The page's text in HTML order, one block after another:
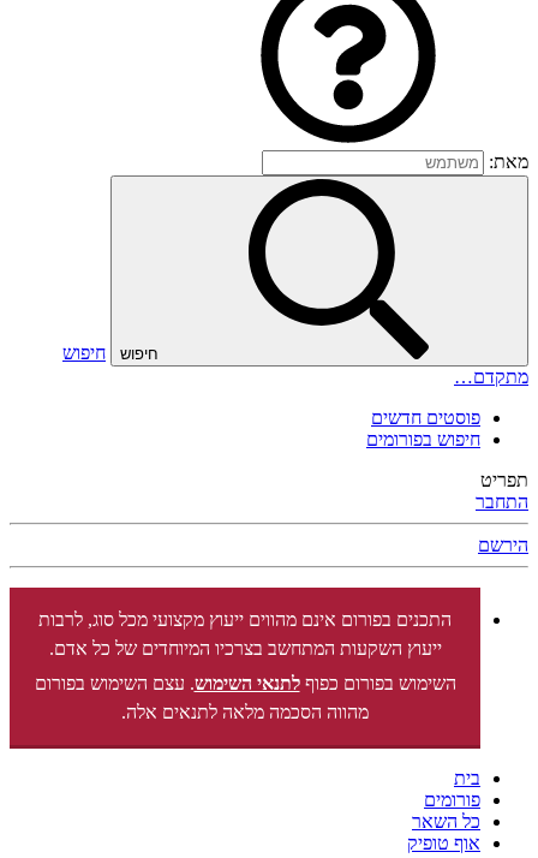
מאת:
חיפוש
חיפוש
מתקדם…
פוסטים חדשים
חיפוש בפורומים
תפריט
התחבר
הירשם
התכנים בפורום אינם מהווים ייעוץ מקצועי מכל סוג, לרבות
ייעוץ השקעות המתחשב בצרכיו המיוחדים של כל אדם.
השימוש בפורום כפוףלתנאי השימוש. עצם השימוש בפורום
מהווה הסכמה מלאה לתנאים אלה.
בית
פורומים
כל השאר
אוף טופיק